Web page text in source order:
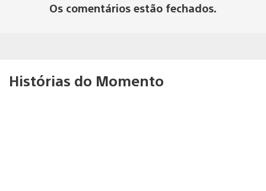
Os comentários estão fechados.
Histórias do Momento